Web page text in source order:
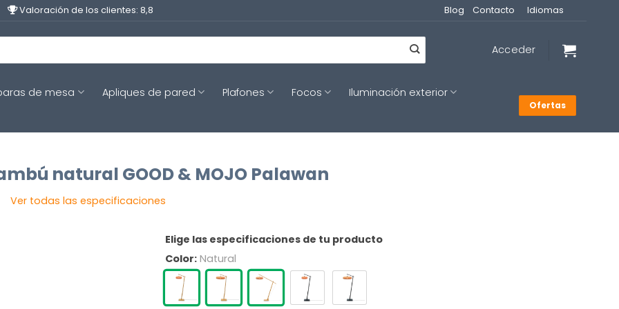
Valoración de los clientes: 8,8 Blog Contacto Idiomas
Acceder
de mesa Apliques de pared Plafones Focos
Iluminación exterior
Ofertas
natural GOOD & MOJO Palawan
Ver todas las especificaciones
Elige las especificaciones de tu producto
Color: Natural